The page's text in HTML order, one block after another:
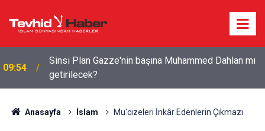
09:11
Devrim Muhafızları: ABD tüm hedeflerinden geri
çekilmek zorunda kaldı
Anasayfa İslam Mu'cizeleri İnkâr Edenlerin Çıkmazı